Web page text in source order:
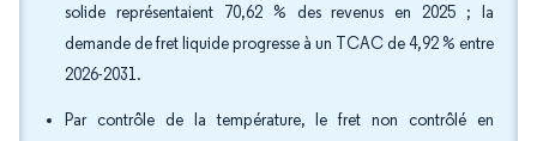
solide représentaient 70,62 % des revenus en 2025 ; la
demande de fret liquide progresse à un TCAC de 4,92 % entre
2026-2031.
Par contrôle de la température, le fret non contrôlé en